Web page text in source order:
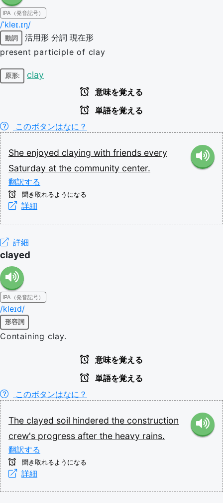
IPA（発音記号）
/ˈkleɪ.ɪŋ/
動詞 活用形 分詞 現在形
present participle of clay
原形: clay
意味を覚える
単語を覚える
このボタンはなに？
She enjoyed claying with friends every
Saturday at the community center.
翻訳する
聞き取れるようになる
詳細
詳細
clayed
IPA（発音記号）
/kleɪd/
形容詞
Containing clay.
意味を覚える
単語を覚える
このボタンはなに？
The clayed soil hindered the construction
crew's progress after the heavy rains.
翻訳する
聞き取れるようになる
詳細